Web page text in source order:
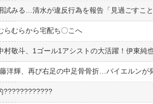
試みる…清水が違反行為を報告「見過ごすこと
らむらから宅配ち〇こへ
洋輝、再び右足の中足骨骨折…バイエルンが
????????????